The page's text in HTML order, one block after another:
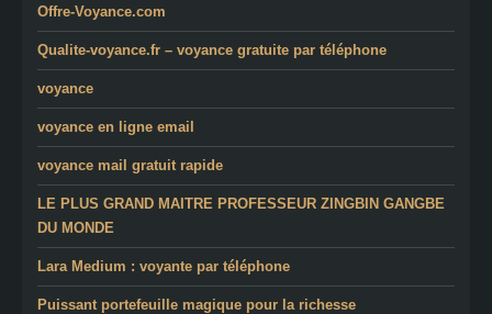
Offre-Voyance.com
Qualite-voyance.fr – voyance gratuite par téléphone
voyance
voyance en ligne email
voyance mail gratuit rapide
LE PLUS GRAND MAITRE PROFESSEUR ZINGBIN GANGBE
DU MONDE
Lara Medium : voyante par téléphone
Puissant portefeuille magique pour la richesse